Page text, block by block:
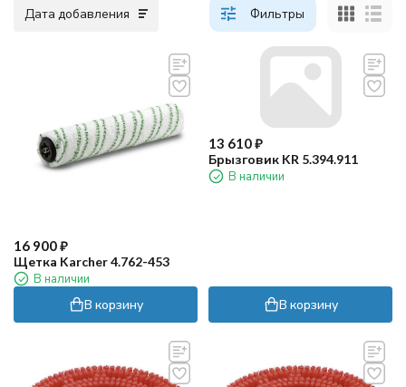
Дата добавления Фильтры
16 900₽
Щетка Karcher 4.762-453
В наличии
В корзину
13 610₽
Брызговик KR 5.394.911
В наличии
В корзину